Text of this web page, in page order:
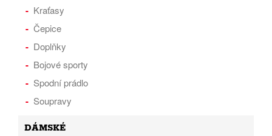
Kraťasy
Čepice
Doplňky
Bojové sporty
Spodní prádlo
Soupravy
DÁMSKÉ